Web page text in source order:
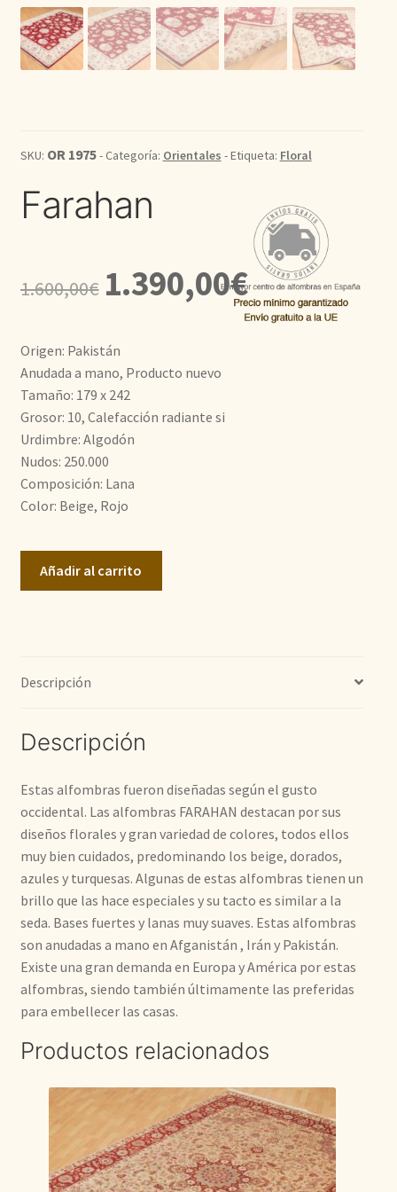
Kilim
Pasillo
SKU: OR 1975- Categoría: Orientales - Etiqueta: Floral
Farahan
1.600,00€
El
precio
era:
1.600,00€.
1.390,00€El
precio
Origen: Pakistán
Anudada a mano, Producto nuevo
Tamaño: 179 x 242
Grosor: 10, Calefacción radiante si
Urdimbre: Algodón
Nudos: 250.000
Composición: Lana
Color: Beige, Rojo
Añadir al carrito
Descripción
Descripción
Estas alfombras fueron diseñadas según el gusto
occidental. Las alfombras FARAHAN destacan por sus
diseños florales y gran variedad de colores, todos ellos
muy bien cuidados, predominando los beige, dorados,
azules y turquesas. Algunas de estas alfombras tienen un
brillo que las hace especiales y su tacto es similar a la
seda. Bases fuertes y lanas muy suaves. Estas alfombras
son anudadas a mano en Afganistán , Irán y Pakistán.
Existe una gran demanda en Europa y América por estas
alfombras, siendo también últimamente las preferidas
para embellecer las casas.
Productos relacionados